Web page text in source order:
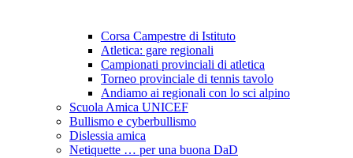
Corsa Campestre di Istituto
Atletica: gare regionali
Campionati provinciali di atletica
Torneo provinciale di tennis tavolo
Andiamo ai regionali con lo sci alpino
Scuola Amica UNICEF
Bullismo e cyberbullismo
Dislessia amica
Netiquette … per una buona DaD